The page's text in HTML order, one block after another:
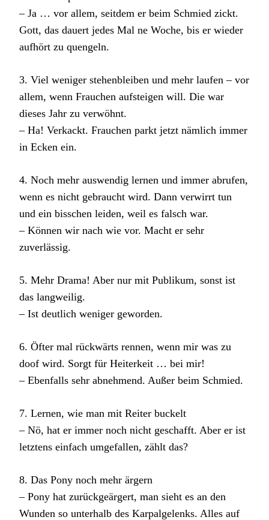
– Ja … vor allem, seitdem er beim Schmied zickt.
Gott, das dauert jedes Mal ne Woche, bis er wieder
aufhört zu quengeln.
3. Viel weniger stehenbleiben und mehr laufen – vor
allem, wenn Frauchen aufsteigen will. Die war
dieses Jahr zu verwöhnt.
– Ha! Verkackt. Frauchen parkt jetzt nämlich immer
in Ecken ein.
4. Noch mehr auswendig lernen und immer abrufen,
wenn es nicht gebraucht wird. Dann verwirrt tun
und ein bisschen leiden, weil es falsch war.
– Können wir nach wie vor. Macht er sehr
zuverlässig.
5. Mehr Drama! Aber nur mit Publikum, sonst ist
das langweilig.
– Ist deutlich weniger geworden.
6. Öfter mal rückwärts rennen, wenn mir was zu
doof wird. Sorgt für Heiterkeit … bei mir!
– Ebenfalls sehr abnehmend. Außer beim Schmied.
7. Lernen, wie man mit Reiter buckelt
– Nö, hat er immer noch nicht geschafft. Aber er ist
letztens einfach umgefallen, zählt das?
8. Das Pony noch mehr ärgern
– Pony hat zurückgeärgert, man sieht es an den
Wunden so unterhalb des Karpalgelenks. Alles auf